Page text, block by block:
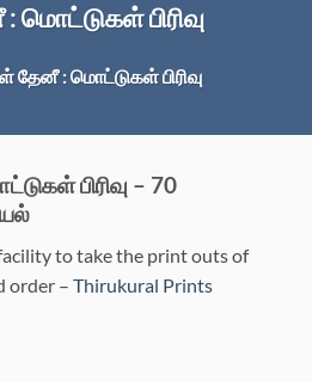
மொட்டுகள் பிரிவு
தேனீ : மொட்டுகள் பிரிவு
பிரிவு – 70
to take the print outs of
order – Thirukural Prints